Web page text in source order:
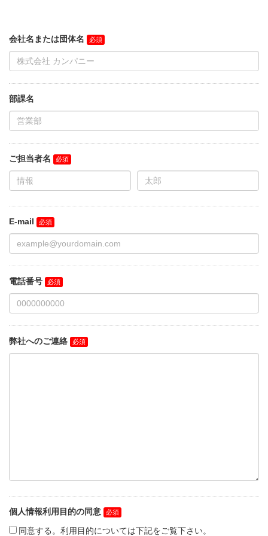
会社名または団体名
部課名
ご担当者名
E-mail
電話番号
弊社へのご連絡
個人情報利用目的の同意
同意する。利用目的については下記をご覧下さい。